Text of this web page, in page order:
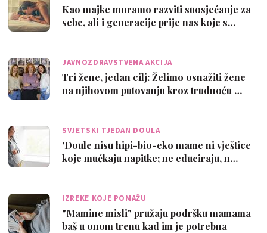
Kao majke moramo razviti suosjećanje za
sebe, ali i generacije prije nas koje s…
JAVNOZDRAVSTVENA AKCIJA
Tri žene, jedan cilj: Želimo osnažiti žene
na njihovom putovanju kroz trudnoću …
SVJETSKI TJEDAN DOULA
'Doule nisu hipi-bio-eko mame ni vještice
koje mućkaju napitke; ne educiraju, n…
IZREKE KOJE POMAŽU
"Mamine misli" pružaju podršku mamama
baš u onom trenu kad im je potrebna